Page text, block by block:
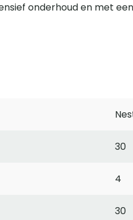
onderhoud en met
30
4
30